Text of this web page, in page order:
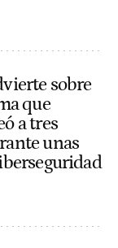
sobre
que
a tres
unas